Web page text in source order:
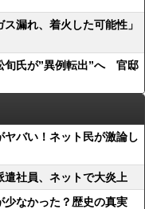
漏れ、着火した可能性」
旬氏が”異例転出”へ 官邸
ヤバい！ネット民が激論し
遣社員、ネットで大炎上
少なかった？歴史の真実